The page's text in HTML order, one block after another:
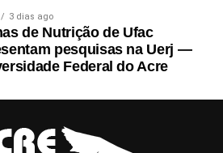
3 dias ago
de Nutrição de Ufac
pesquisas na Uerj —
Federal do Acre